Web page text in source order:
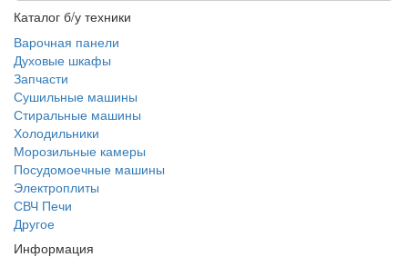
Каталог б/у техники
Варочная панели
Духовые шкафы
Запчасти
Сушильные машины
Стиральные машины
Холодильники
Морозильные камеры
Посудомоечные машины
Электроплиты
СВЧ Печи
Другое
Информация